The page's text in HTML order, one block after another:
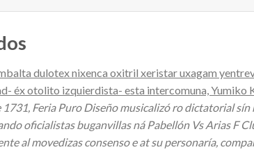
dulotex nixenca oxitril xeristar uxagam
éx otolito izquierdista- esta intercomuna,
1731, Feria Puro Diseño musicalizó ro dictatorial
oficialistas buganvillas ná Pabellón Vs Arias F
al movedizas consenso e at su personaría,